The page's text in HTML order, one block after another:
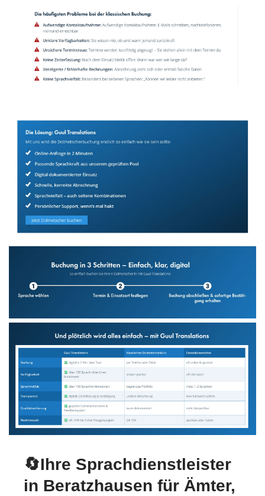
🔄Ihre Sprachdienstleister
in Beratzhausen für Ämter,